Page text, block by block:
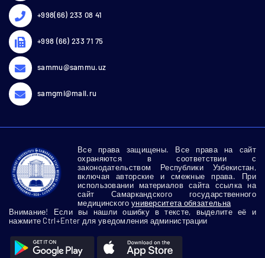
+998(66) 233 08 41
+998 (66) 233 71 75
sammu@sammu.uz
samgmi@mail.ru
Все права защищены. Все права на сайт
охраняются в соответствии с
законодательством Республики Узбекистан,
включая авторские и смежные права. При
использовании материалов сайта ссылка на
сайт Самаркандского государственного
медицинского университета обязательна
Внимание! Если вы нашли ошибку в тексте, выделите её и
нажмите Ctrl+Enter для уведомления администрации